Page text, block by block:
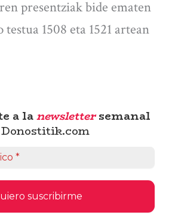
presentziak bide ematen
1508 eta 1521 artean
a lanewslettersemanal
Donostitik.com